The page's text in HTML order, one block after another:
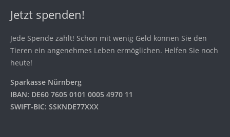
Jetzt spenden!
Jede Spende zählt! Schon mit wenig Geld können Sie den
Tieren ein angenehmes Leben ermöglichen. Helfen Sie noch
heute!
Sparkasse Nürnberg
IBAN: DE60 7605 0101 0005 4970 11
SWIFT-BIC: SSKNDE77XXX